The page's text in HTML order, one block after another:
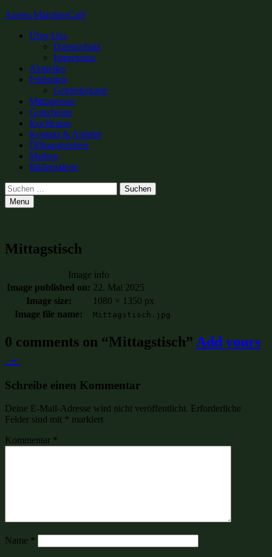
Anjess MärchenCafé
Primary
Über Uns
Datenschutz
Impressum
Aktuelles
Frühstück
Getränkekarte
Mittagessen
Gutscheine
Kochkurse
Kontakt & Anfahrt
Öffnungszeiten
Medien
Bildergalerie
Search
Suchen
nach:
Menu
Mittagstisch
Image info
Image published on: 22. Mai 2025
Image size:
1080 × 1350 px
Image file name:
Mittagstisch.jpg
0 comments on “Mittagstisch” Add yours
→
Schreibe einen Kommentar
Deine E-Mail-Adresse wird nicht veröffentlicht. Erforderliche
Felder sind mit * markiert
Kommentar *
Name *